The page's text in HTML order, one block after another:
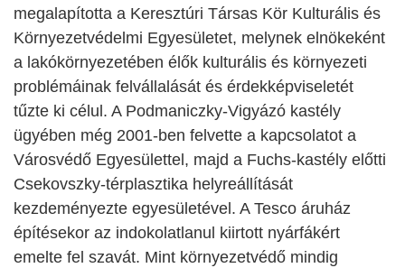
megalapította a Keresztúri Társas Kör Kulturális és
Környezetvédelmi Egyesületet, melynek elnökeként
a lakókörnyezetében élők kulturális és környezeti
problémáinak felvállalását és érdekképviseletét
tűzte ki célul. A Podmaniczky-Vigyázó kastély
ügyében még 2001-ben felvette a kapcsolatot a
Városvédő Egyesülettel, majd a Fuchs-kastély előtti
Csekovszky-térplasztika helyreállítását
kezdeményezte egyesületével. A Tesco áruház
építésekor az indokolatlanul kiirtott nyárfákért
emelte fel szavát. Mint környezetvédő mindig